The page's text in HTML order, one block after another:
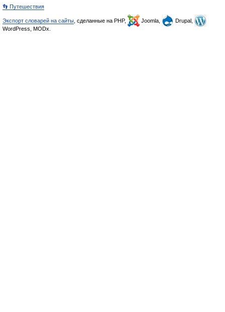
👣 Путешествия
Экспорт словарей на сайты , сделанные на PHP, Joomla,
Drupal,
WordPress, MODx.